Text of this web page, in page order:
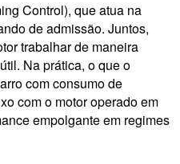
Control), que atua na
de admissão. Juntos,
trabalhar de maneira
Na prática, o que o
com consumo de
com o motor operado em
empolgante em regimes